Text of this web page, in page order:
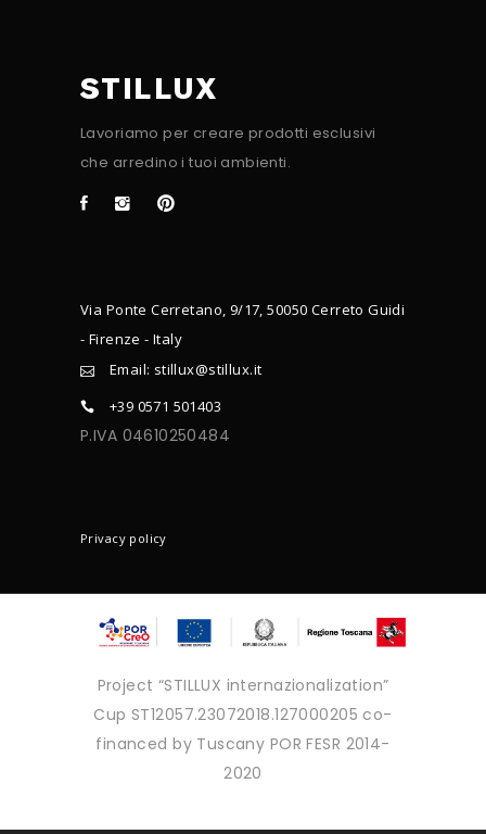
STILLUX
Lavoriamo per creare prodotti esclusivi
che arredino i tuoi ambienti.
Via Ponte Cerretano, 9/17, 50050 Cerreto Guidi
- Firenze - Italy
Email: stillux@stillux.it
+39 0571 501403
P.IVA 04610250484
Privacy policy
Project “STILLUX internazionalization”
Cup ST12057.23072018.127000205 co-
financed by Tuscany POR FESR 2014-
2020